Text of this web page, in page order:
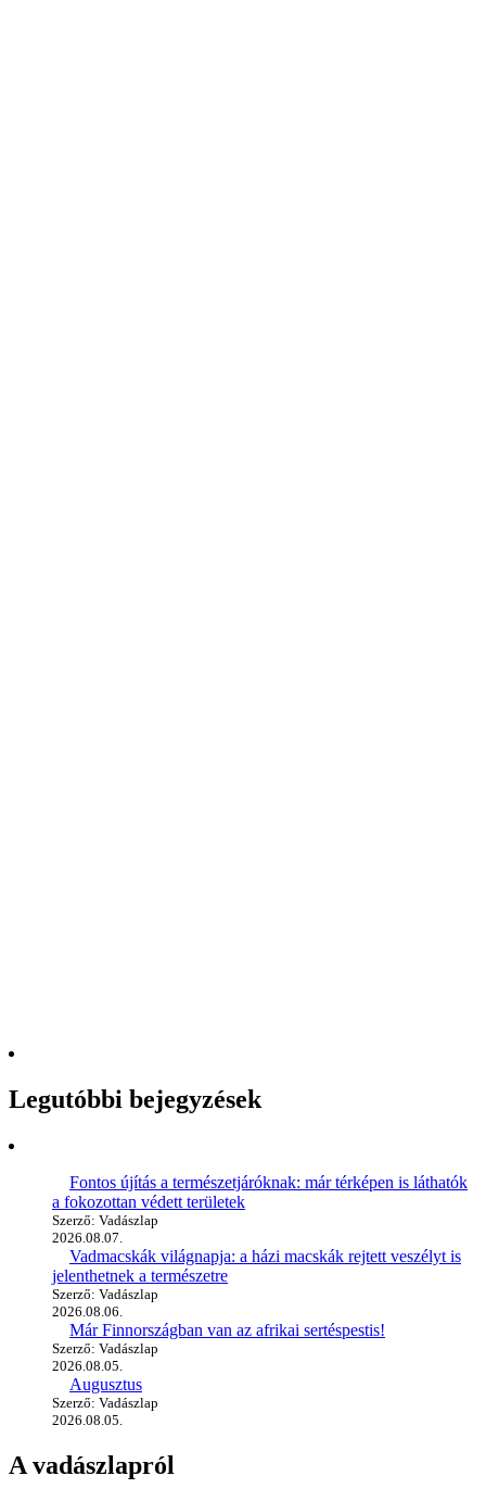
Legutóbbi bejegyzések
Fontos újítás a természetjáróknak: már térképen is láthatók
a fokozottan védett területek
Szerző: Vadászlap
2026.08.07.
Vadmacskák világnapja: a házi macskák rejtett veszélyt is
jelenthetnek a természetre
Szerző: Vadászlap
2026.08.06.
Már Finnországban van az afrikai sertéspestis!
Szerző: Vadászlap
2026.08.05.
Augusztus
Szerző: Vadászlap
2026.08.05.
A vadászlapról